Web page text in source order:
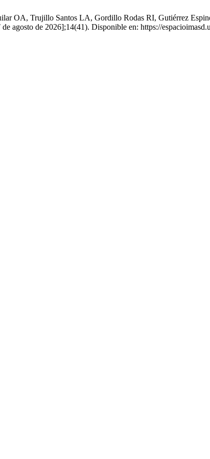
OA, Trujillo Santos LA, Gordillo Rodas RI, Gutiérrez
agosto de 2026];14(41). Disponible en: https://